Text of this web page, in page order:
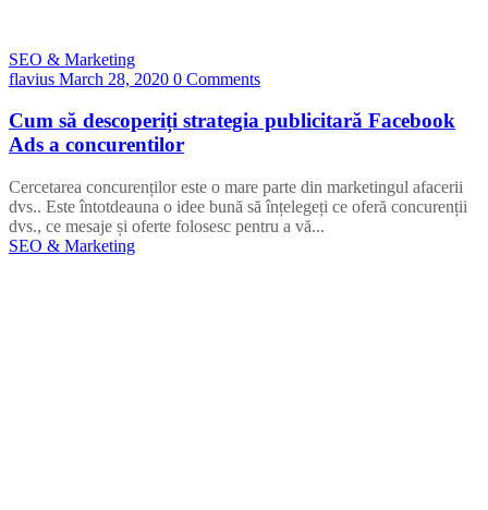
SEO & Marketing
flavius March 28, 2020 0 Comments
Cum să descoperiți strategia publicitară Facebook
Ads a concurentilor
Cercetarea concurenților este o mare parte din marketingul afacerii
dvs.. Este întotdeauna o idee bună să înțelegeți ce oferă concurenții
dvs., ce mesaje și oferte folosesc pentru a vă...
SEO & Marketing